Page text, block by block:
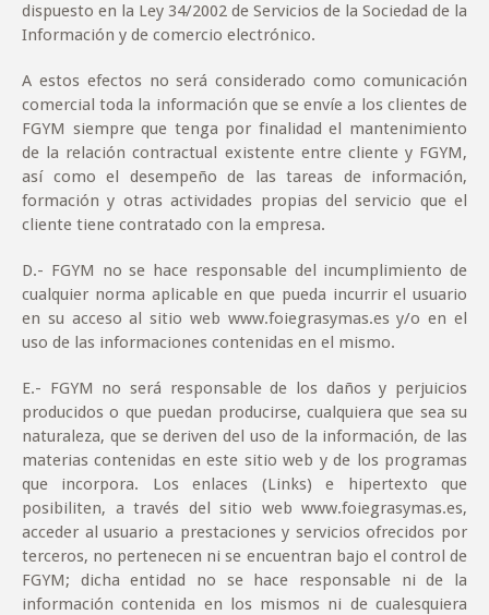
dispuesto en la Ley 34/2002 de Servicios de la Sociedad de la
Información y de comercio electrónico.
A estos efectos no será considerado como comunicación
comercial toda la información que se envíe a los clientes de
FGYM siempre que tenga por finalidad el mantenimiento
de la relación contractual existente entre cliente y FGYM,
así como el desempeño de las tareas de información,
formación y otras actividades propias del servicio que el
cliente tiene contratado con la empresa.
D.- FGYM no se hace responsable del incumplimiento de
cualquier norma aplicable en que pueda incurrir el usuario
en su acceso al sitio web www.foiegrasymas.es y/o en el
uso de las informaciones contenidas en el mismo.
E.- FGYM no será responsable de los daños y perjuicios
producidos o que puedan producirse, cualquiera que sea su
naturaleza, que se deriven del uso de la información, de las
materias contenidas en este sitio web y de los programas
que incorpora. Los enlaces (Links) e hipertexto que
posibiliten, a través del sitio web www.foiegrasymas.es,
acceder al usuario a prestaciones y servicios ofrecidos por
terceros, no pertenecen ni se encuentran bajo el control de
FGYM; dicha entidad no se hace responsable ni de la
información contenida en los mismos ni de cualesquiera